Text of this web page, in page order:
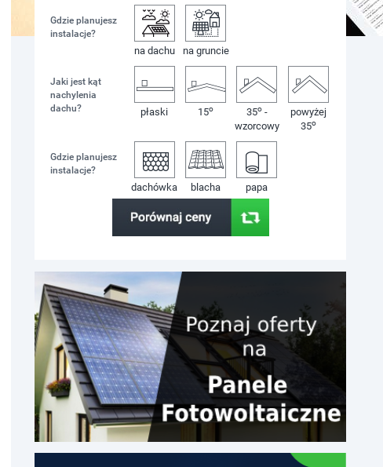
Gdzie planujesz
instalacje?
na dachu na gruncie
Jaki jest kąt
nachylenia
dachu?
płaski 15o 35o-
wzorcowy
powyżej
35o
Gdzie planujesz
instalacje?
dachówka blacha papa